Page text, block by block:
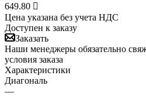
649.80 
Цена указана без учета НДС
Доступен к заказу
Заказать
Наши менеджеры обязательно
условия заказа
Характеристики
Диагональ
—